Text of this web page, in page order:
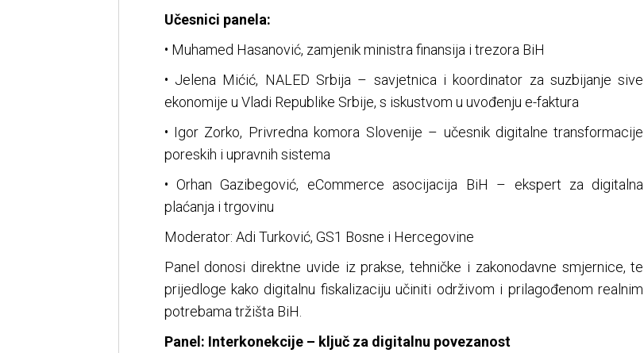
Učesnici panela:
• Muhamed Hasanović, zamjenik ministra finansija i trezora BiH
• Jelena Mićić, NALED Srbija – savjetnica i koordinator za suzbijanje sive
ekonomije u Vladi Republike Srbije, s iskustvom u uvođenju e-faktura
• Igor Zorko, Privredna komora Slovenije – učesnik digitalne transformacije
poreskih i upravnih sistema
• Orhan Gazibegović, eCommerce asocijacija BiH – ekspert za digitalna
plaćanja i trgovinu
Moderator: Adi Turković, GS1 Bosne i Hercegovine
Panel donosi direktne uvide iz prakse, tehničke i zakonodavne smjernice, te
prijedloge kako digitalnu fiskalizaciju učiniti održivom i prilagođenom realnim
potrebama tržišta BiH.
Panel: Interkonekcije – ključ za digitalnu povezanost